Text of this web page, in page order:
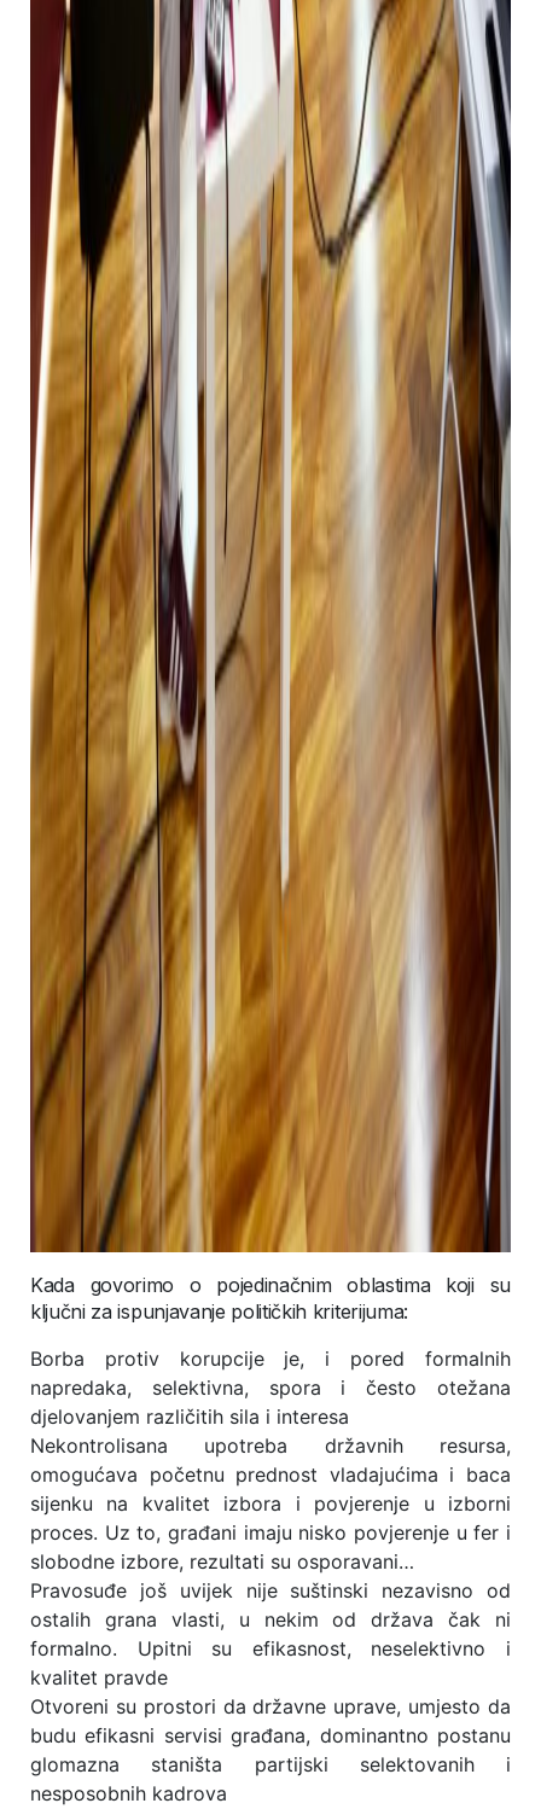
Kada govorimo o pojedinačnim oblastima koji su
ključni za ispunjavanje političkih kriterijuma:
Borba protiv korupcije je, i pored formalnih
napredaka, selektivna, spora i često otežana
djelovanjem različitih sila i interesa
Nekontrolisana upotreba državnih resursa,
omogućava početnu prednost vladajućima i baca
sijenku na kvalitet izbora i povjerenje u izborni
proces. Uz to, građani imaju nisko povjerenje u fer i
slobodne izbore, rezultati su osporavani…
Pravosuđe još uvijek nije suštinski nezavisno od
ostalih grana vlasti, u nekim od država čak ni
formalno. Upitni su efikasnost, neselektivno i
kvalitet pravde
Otvoreni su prostori da državne uprave, umjesto da
budu efikasni servisi građana, dominantno postanu
glomazna staništa partijski selektovanih i
nesposobnih kadrova